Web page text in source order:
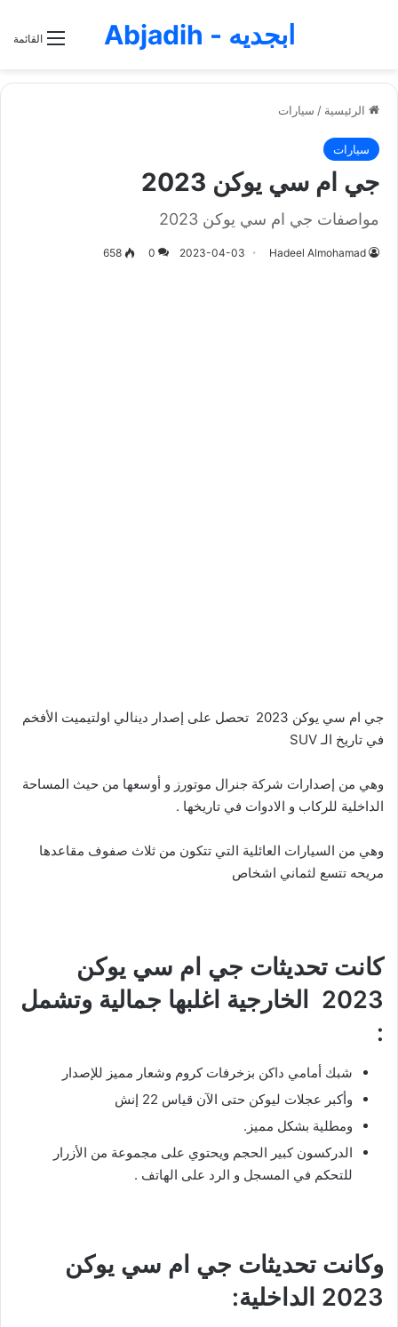
القائمة ابجديه - Abjadih
الرئيسية / سيارات
سيارات
جي ام سي يوكن 2023
مواصفات جي ام سي يوكن 2023
Hadeel Almohamad
2023-04-03
0
658
جي ام سي يوكن 2023 تحصل على إصدار دينالي اولتيميت الأفخم
في تاريخ الـ SUV
وهي من إصدارات شركة جنرال موتورز و أوسعها من حيث المساحة
الداخلية للركاب و الادوات في تاريخها .
وهي من السيارات العائلية التي تتكون من ثلاث صفوف مقاعدها
مريحه تتسع لثماني اشخاص
كانت تحديثات جي ام سي يوكن
2023 الخارجية اغلبها جمالية وتشمل
:
شبك أمامي داكن بزخرفات كروم وشعار مميز للإصدار
وأكبر عجلات ليوكن حتى الآن قياس 22 إنش
ومطلية بشكل مميز.
الدركسون كبير الحجم ويحتوي على مجموعة من الأزرار
للتحكم في المسجل و الرد على الهاتف .
وكانت تحديثات جي ام سي يوكن
2023 الداخلية: